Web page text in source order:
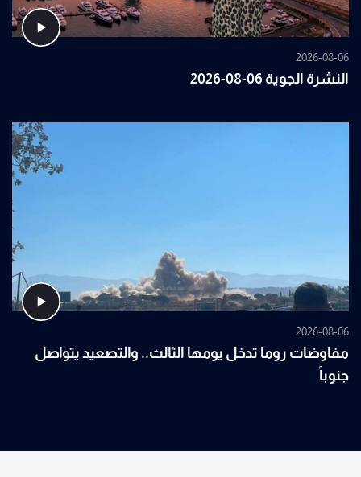
2026-08-06
النشرة الجوية 06-08-2026
2026-08-06
مفاوضات روما تدخل يومها الثالث.. والتصعيد يتواصل
جنوباً